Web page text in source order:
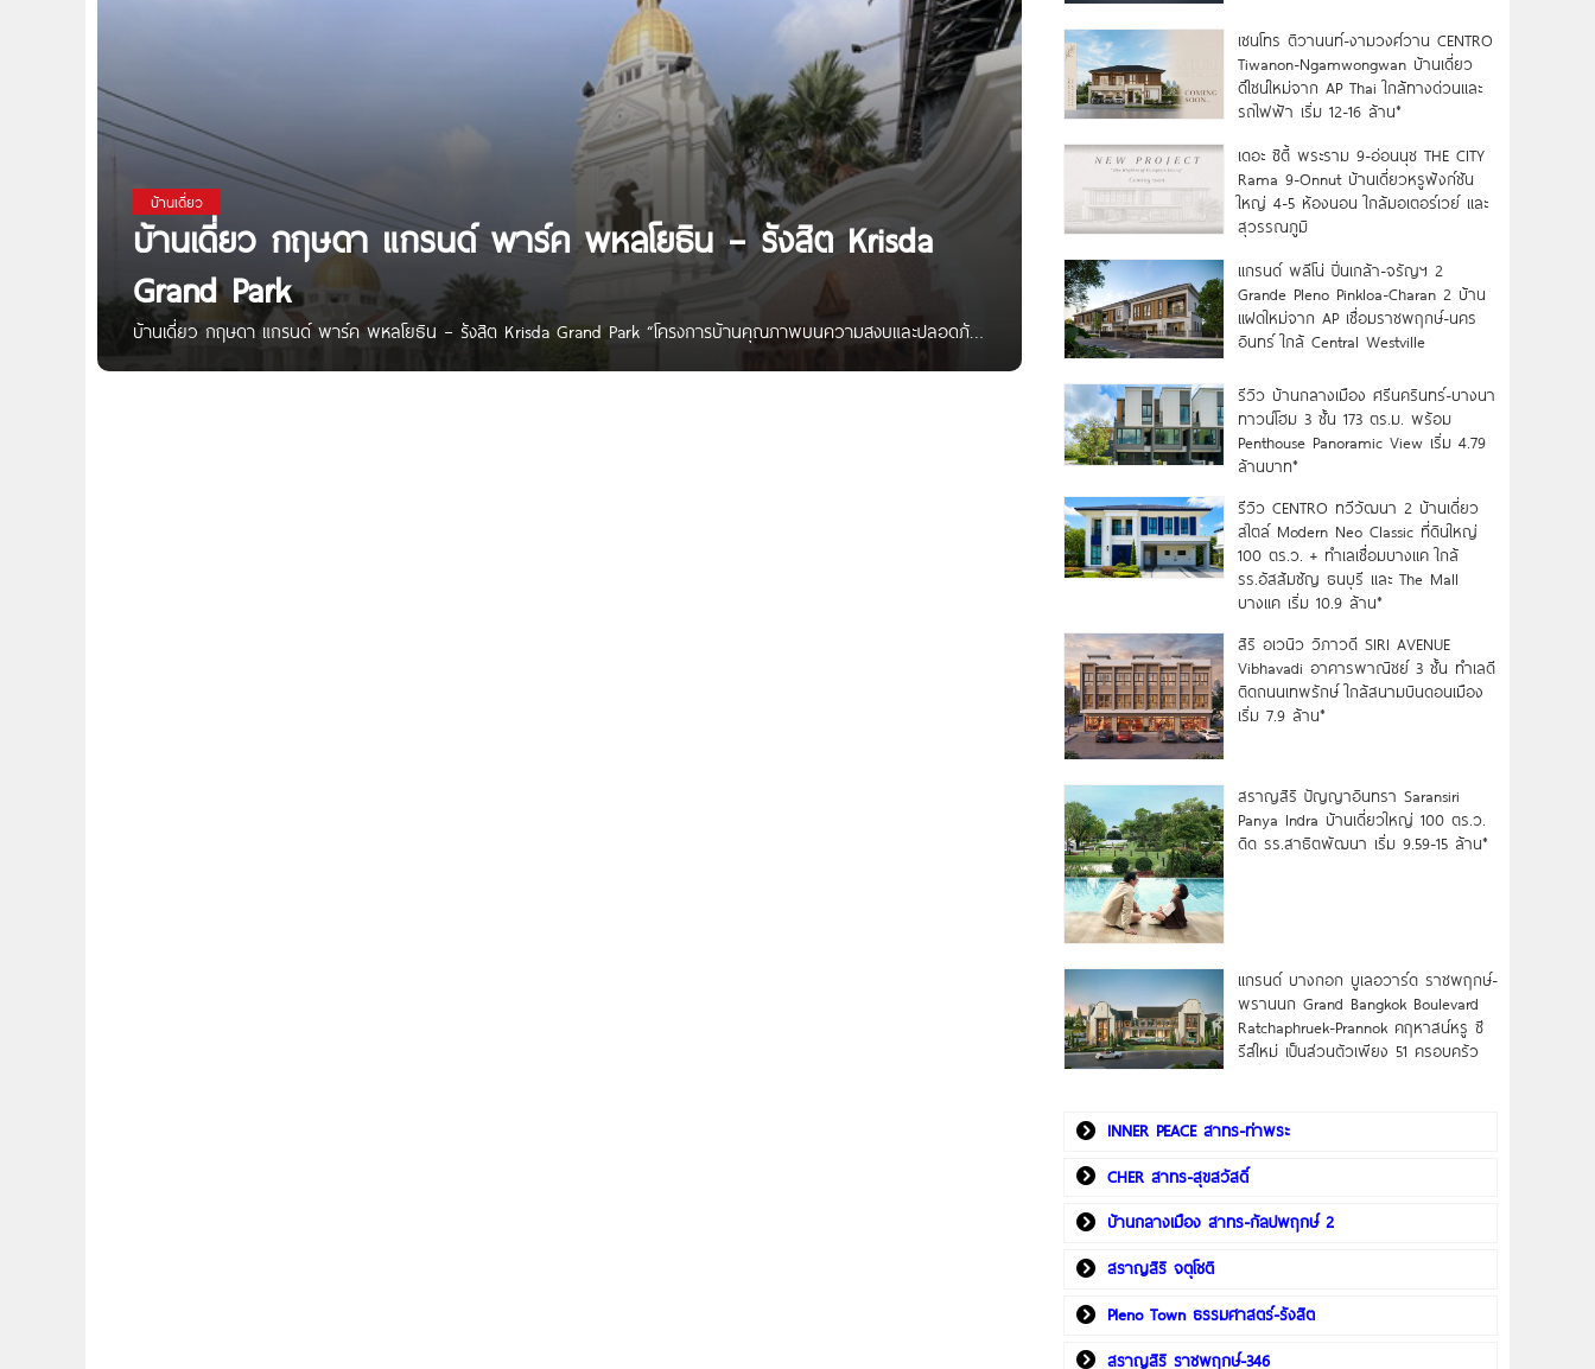
บ้านเดี่ยว
บ้านเดี่ยว กฤษดา แกรนด์ พาร์ค พหลโยธิน – รังสิต Krisda
Grand Park
บ้านเดี่ยว กฤษดา แกรนด์ พาร์ค พหลโยธิน – รังสิต Krisda Grand Park “โครงการบ้านคุณภาพบนความสงบและปลอดภัย
เซนโทร ติวานนท์-งามวงศ์วาน CENTRO
Tiwanon-Ngamwongwan บ้านเดี่ยว
ดีไซน์ใหม่จาก AP Thai ใกล้ทางด่วนและ
รถไฟฟ้า เริ่ม 12-16 ล้าน*
เดอะ ซิตี้ พระราม 9-อ่อนนุช THE CITY
Rama 9-Onnut บ้านเดี่ยวหรูฟังก์ชัน
ใหญ่ 4-5 ห้องนอน ใกล้มอเตอร์เวย์ และ
สุวรรณภูมิ
แกรนด์ พลีโน่ ปิ่นเกล้า-จรัญฯ 2
Grande Pleno Pinkloa-Charan 2 บ้าน
แฝดใหม่จาก AP เชื่อมราชพฤกษ์-นคร
อินทร์ ใกล้ Central Westville
รีวิว บ้านกลางเมือง ศรีนครินทร์-บางนา
ทาวน์โฮม 3 ชั้น 173 ตร.ม. พร้อม
Penthouse Panoramic View เริ่ม 4.79
ล้านบาท*
รีวิว CENTRO ทวีวัฒนา 2 บ้านเดี่ยว
สไตล์ Modern Neo Classic ที่ดินใหญ่
100 ตร.ว. + ทำเลเชื่อมบางแค ใกล้
รร.อัสสัมชัญ ธนบุรี และ The Mall
บางแค เริ่ม 10.9 ล้าน*
สิริ อเวนิว วิภาวดี SIRI AVENUE
Vibhavadi อาคารพาณิชย์ 3 ชั้น ทำเลดี
ติดถนนเทพรักษ์ ใกล้สนามบินดอนเมือง
เริ่ม 7.9 ล้าน*
สราญสิริ ปัญญาอินทรา Saransiri
Panya Indra บ้านเดี่ยวใหญ่ 100 ตร.ว.
ดิด รร.สาธิตพัฒนา เริ่ม 9.59-15 ล้าน*
แกรนด์ บางกอก บูเลอวาร์ด ราชพฤกษ์-
พรานนก Grand Bangkok Boulevard
Ratchaphruek-Prannok คฤหาสน์หรู ซี
รีส์ใหม่ เป็นส่วนตัวเพียง 51 ครอบครัว
INNER PEACE สาทร-ท่าพระ
CHER สาทร-สุขสวัสดิ์
บ้านกลางเมือง สาทร-กัลปพฤกษ์ 2
สราญสิริ จตุโชติ
Pleno Town ธรรมศาสตร์-รังสิต
สราญสิริ ราชพฤกษ์-346